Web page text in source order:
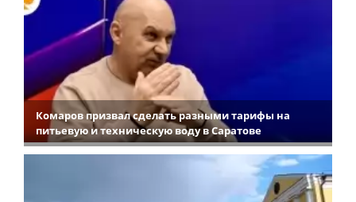
Комаров призвал сделать разными тарифы на
питьевую и техническую воду в Саратове